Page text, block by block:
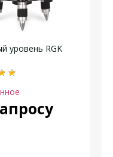
уровень RGK